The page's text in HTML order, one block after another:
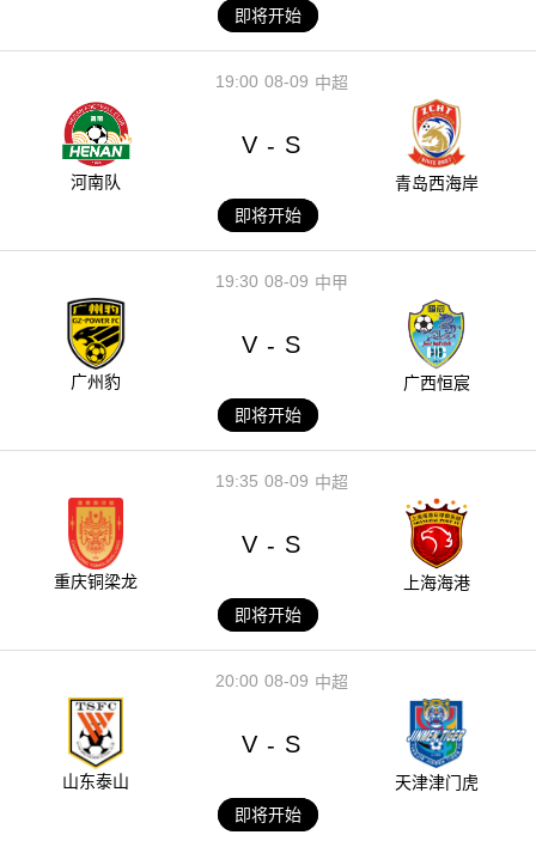
即将开始
08-09
19:00 中超
河南队
V - S
青岛西海岸
即将开始
08-09
19:30 中甲
广州豹
V - S
广西恒宸
即将开始
08-09
19:35 中超
重庆铜梁龙
V - S
上海海港
即将开始
08-09
20:00 中超
山东泰山
V - S
天津津门虎
即将开始